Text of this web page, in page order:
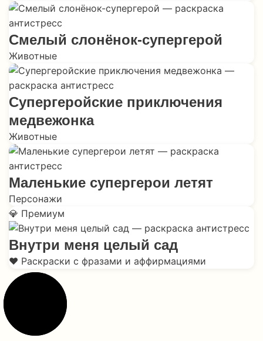
Смелый слонёнок-супергерой
Животные
Супергеройские приключения
медвежонка
Животные
Маленькие супергерои летят
Персонажи
💎 Премиум
Внутри меня целый сад
❤️ Раскраски с фразами и аффирмациями